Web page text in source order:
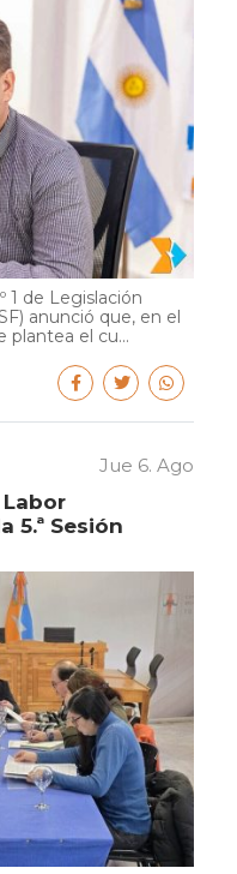
1 de Legislación
anunció que, en el
plantea el cu...
Jue 6. Ago
5.ª Sesión